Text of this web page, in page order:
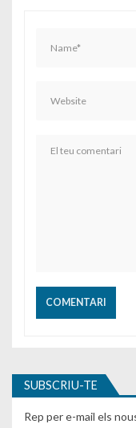
SUBSCRIU-TE
Rep per e-mail els